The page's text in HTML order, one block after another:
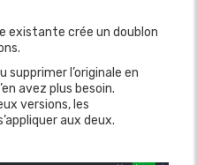
existante crée un doublon
supprimer l’originale en
avez plus besoin.
versions, les
aux deux.